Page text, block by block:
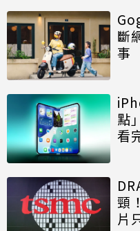
斷
事
點
看
頸
片